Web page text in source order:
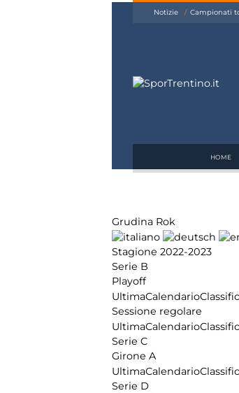
Notizie Campionati
HOME
Grudina Rok
Stagione 2022-2023
Serie B
Playoff
UltimaCalendario
Sessione regolare
UltimaCalendario
Serie C
Girone A
UltimaCalendario
Serie D